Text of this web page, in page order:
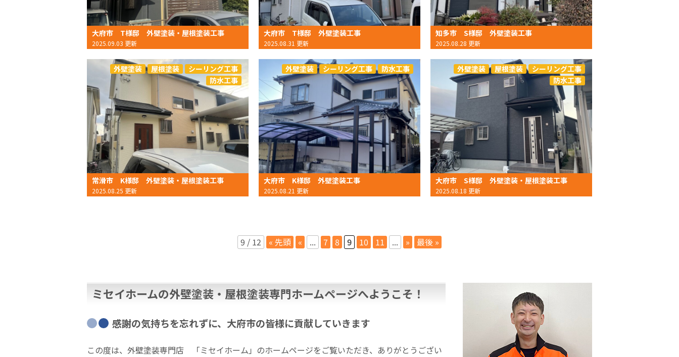
大府市 T様邸 外壁塗装・屋根塗装工事
2025.09.03 更新
大府市 T様邸 外壁塗装工事
2025.08.31 更新
知多市 S様邸 外壁塗装工事
2025.08.28 更新
常滑市 K様邸 外壁塗装・屋根塗装工事
2025.08.25 更新
外壁塗装 屋根塗装
シーリング工事
防水工事
大府市 K様邸 外壁塗装工事
2025.08.21 更新
外壁塗装 シーリング工事 防水工事
大府市 S様邸 外壁塗装・屋根塗装工事
2025.08.18 更新
外壁塗装 屋根塗装
シーリング工事
防水工事
9 / 12 « 先頭 « ... 7 8 9 10 11 ... » 最後 »
ミセイホームの外壁塗装・屋根塗装専門ホームページへようこそ！
感謝の気持ちを忘れずに、大府市の皆様に貢献していきます
この度は、外壁塗装専門店 「ミセイホーム」のホームページをご覧いただき、ありがとうござい